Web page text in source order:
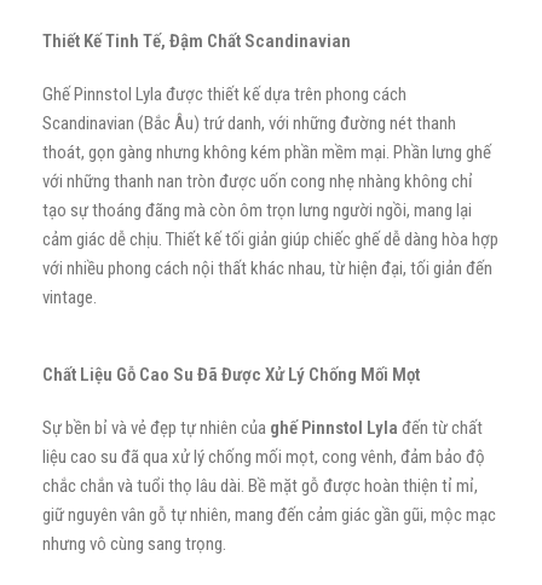
Thiết Kế Tinh Tế, Đậm Chất Scandinavian
Ghế Pinnstol Lyla được thiết kế dựa trên phong cách
Scandinavian (Bắc Âu) trứ danh, với những đường nét thanh
thoát, gọn gàng nhưng không kém phần mềm mại. Phần lưng ghế
với những thanh nan tròn được uốn cong nhẹ nhàng không chỉ
tạo sự thoáng đãng mà còn ôm trọn lưng người ngồi, mang lại
cảm giác dễ chịu. Thiết kế tối giản giúp chiếc ghế dễ dàng hòa hợp
với nhiều phong cách nội thất khác nhau, từ hiện đại, tối giản đến
vintage.
Chất Liệu Gỗ Cao Su Đã Được Xử Lý Chống Mối Mọt
Sự bền bỉ và vẻ đẹp tự nhiên của ghế Pinnstol Lyla đến từ chất
liệu cao su đã qua xử lý chống mối mọt, cong vênh, đảm bảo độ
chắc chắn và tuổi thọ lâu dài. Bề mặt gỗ được hoàn thiện tỉ mỉ,
giữ nguyên vân gỗ tự nhiên, mang đến cảm giác gần gũi, mộc mạc
nhưng vô cùng sang trọng.